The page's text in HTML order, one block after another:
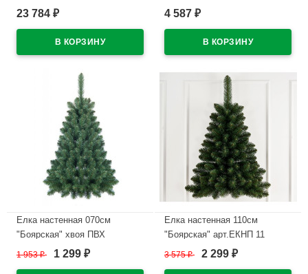
100% литая, ветки на
металл.) арт.КЛН 210
23 784 ₽
пенёк+мешковина)
4 587 ₽
Елка настенная 070см
"Боярская" хвоя ПВХ
арт.ЕКНП 07
1 953₽ 1 299 ₽
Елка настенная 110см
"Боярская" арт.ЕКНП 11
В наличии
3 575₽ 2 299 ₽